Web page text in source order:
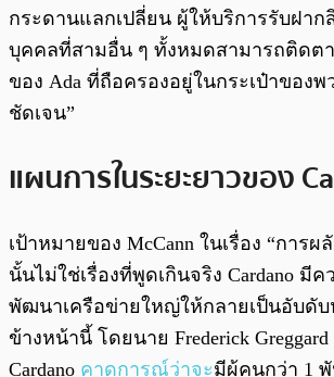
กระดานแลกเปลี่ยน ผู้ให้บริการรับฝา
บุคคลที่สามอื่น ๆ ทั้งหมดสามารถติดต
ของ Ada ที่ถือครองอยู่ในกระเป๋าของพ
ชัดเจน”
แผนการในระยะยาวของ
เป้าหมายของ McCann ในเรื่อง “การ
นั้นไม่ใช่เรื่องที่พูดเกินจริง Cardano มีค
พัฒนาเครือข่ายใหญ่ให้กลายเป็นอับดั
ข้างหน้านี้ โดยนาย Frederick
Cardano คาดการณ์ว่าจะมีผู้คนกว่า 1